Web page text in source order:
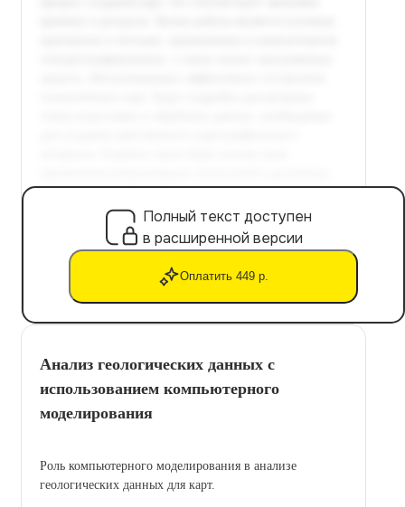
Полный текст доступен
в расширенной версии
Оплатить 449 р.
Анализ геологических данных с
использованием компьютерного
моделирования
Роль компьютерного моделирования в анализе
геологических данных для карт.